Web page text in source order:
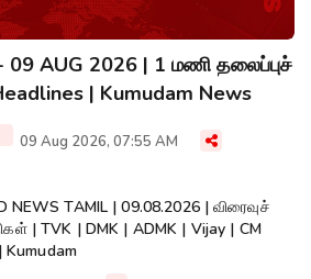
09 AUG 2026 | 1 மணி தலைப்புச்
| Kumudam News
09 Aug 2026, 07:55 AM
NEWS TAMIL | 09.08.2026 | விரைவுச்
| TVK | DMK | ADMK | Vijay | CM
Kumudam